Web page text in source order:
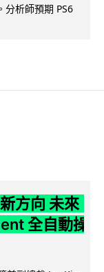
分析師預期 PS6
方向 未來
全自動操